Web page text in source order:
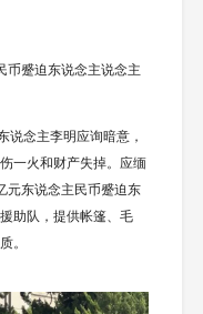
币蹙迫东说念主说念主
说念主李明应询暗意，
一火和财产失掉。应缅
元东说念主民币蹙迫东
助队，提供帐篷、毛
。